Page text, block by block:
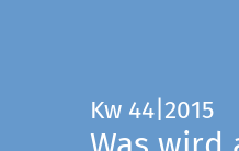
Kw 44|2015